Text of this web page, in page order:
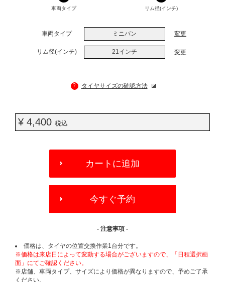
車両タイプ リム径(インチ)
車両タイプ ミニバン 変更
リム径(インチ) 21インチ 変更
? タイヤサイズの確認方法
¥ 4,400 税込
OPTIONS
カートに追加
今すぐ予約
- 注意事項 -
価格は、タイヤの位置交換作業1台分です。
※価格は来店日によって変動する場合がございますので、「日程選択画
面」にてご確認ください。
※店舗、車両タイプ、サイズにより価格が異なりますので、予めご了承
ください。